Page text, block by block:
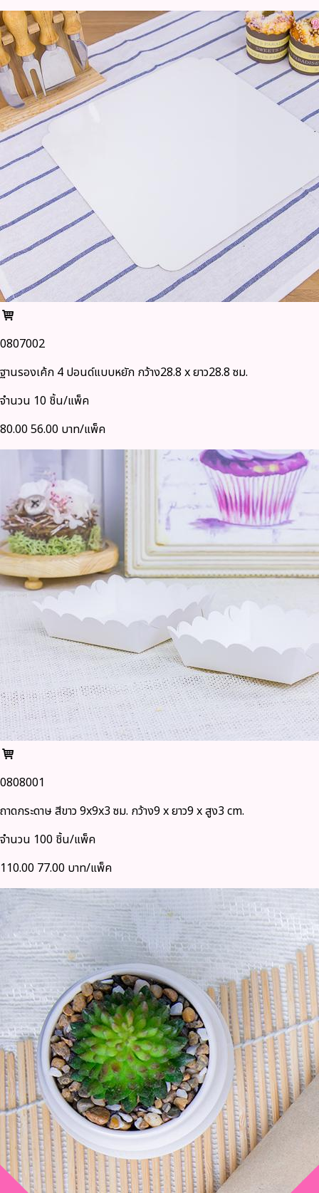
0807002
ฐานรองเค้ก 4 ปอนด์แบบหยัก กว้าง28.8 x ยาว28.8 ซม.
จำนวน 10 ชิ้น/แพ็ค
80.0056.00 บาท/แพ็ค
0808001
ถาดกระดาษ สีขาว 9x9x3 ซม. กว้าง9 x ยาว9 x สูง3 cm.
จำนวน 100 ชิ้น/แพ็ค
110.00 77.00 บาท/แพ็ค